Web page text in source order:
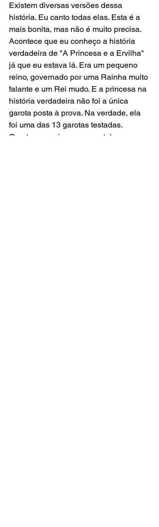
Existem diversas versões dessa
história. Eu canto todas elas. Esta é a
mais bonita, mas não é muito precisa.
Acontece que eu conheço a história
verdadeira de "A Princesa e a Ervilha"
já que eu estava lá. Era um pequeno
reino, governado por uma Rainha muito
falante e um Rei mudo. E a princesa na
história verdadeira não foi a única
garota posta à prova. Na verdade, ela
foi uma das 13 garotas testadas.
Garotas que vieram ao castelo